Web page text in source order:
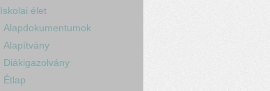
Iskolai élet
Alapdokumentumok
Alapítvány
Diákigazolvány
Étlap